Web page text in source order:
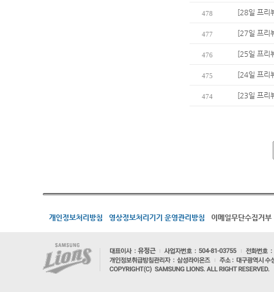
478 [28일 프리
477 [27일 프리
476 [25일 프리
475 [24일 프리
474 [23일 프리
개인정보처리방침 영상정보처리기기 운영관리방침 이메일무단수집거부